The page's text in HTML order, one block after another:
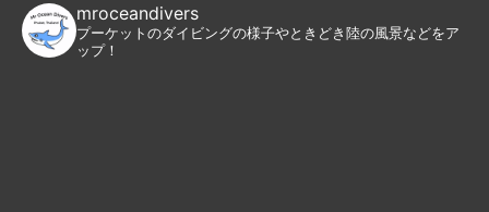
mroceandivers
プーケットのダイビングの様子やときどき陸の風景などをア
ップ！